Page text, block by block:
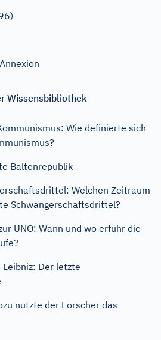
Wissensbibliothek
Wie definierte sich
Baltenrepublik
Welchen Zeitraum
Schwangerschaftsdrittel?
UNO: Wann und wo erfuhr die
Der letzte
nutzte der Forscher das